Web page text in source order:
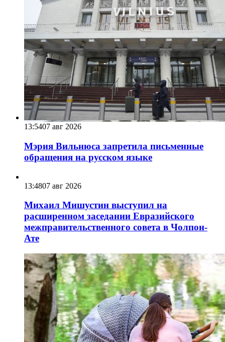
13:5407 авг 2026
Мэрия Вильнюса запретила письменные
обращения на русском языке
13:4807 авг 2026
Михаил Мишустин выступил на
расширенном заседании Евразийского
межправительственного совета в Чолпон-
Ате